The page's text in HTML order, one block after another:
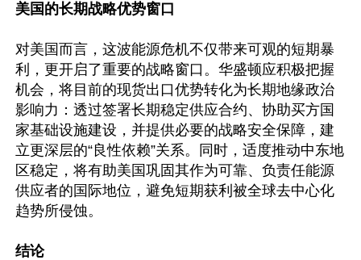
美国的长期战略优势窗口
对美国而言，这波能源危机不仅带来可观的短期暴
利，更开启了重要的战略窗口。华盛顿应积极把握
机会，将目前的现货出口优势转化为长期地缘政治
影响力：透过签署长期稳定供应合约、协助买方国
家基础设施建设，并提供必要的战略安全保障，建
立更深层的“良性依赖”关系。同时，适度推动中东地
区稳定，将有助美国巩固其作为可靠、负责任能源
供应者的国际地位，避免短期获利被全球去中心化
趋势所侵蚀。
结论